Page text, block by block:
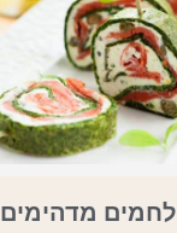
לחמים מדהימים